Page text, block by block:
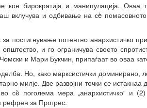
кон бирократија и манипулација. Оваа
вклучува и одбивање на сè
постигнување потентно анархистичко
и го ограничува своето
и Мари Букчин, припаѓаат во оваа
Но, како марксистички доминирано,
милје. Две развојни точки се истакнаа
сè поголема мера „анархистичко“ и (2)
рефрен за Прогрес.